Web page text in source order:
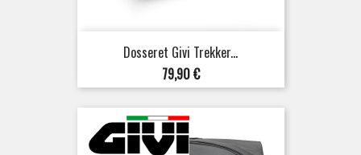
Dosseret Givi Trekker...
Prix
79,90 €